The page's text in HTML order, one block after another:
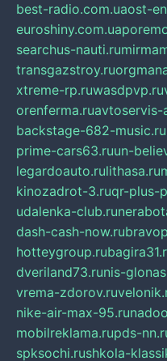
best-radio.com.uaost-
euroshiny.com.ua
searchus-nauti.ru
transgazstroy.ru
xtreme-rp.ruwasdpvp.ru
orenferma.ruavtoservis-
backstage-682-music.ru
prime-cars63.ruun-
legardoauto.rulithasa.ru
kinozadrot-3.ruqr-plus-
udalenka-club.ru
dash-cash-now.ru
hotteygroup.ru
dveriland73.runis-
vrema-zdorov.ru
nike-air-max-95.ru
mobilreklama.rupds-
spksochi.rushkola-